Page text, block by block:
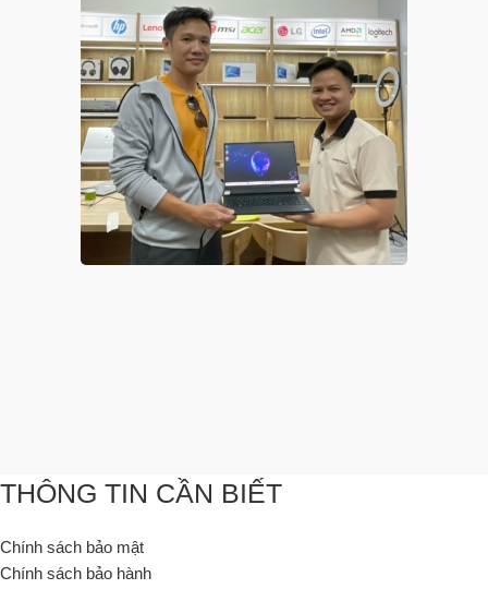
THÔNG TIN CẦN BIẾT
Chính sách bảo mật
Chính sách bảo hành